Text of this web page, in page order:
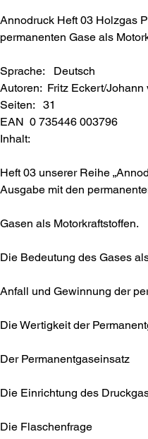
Annodruck Heft 03 Holzgas
permanenten Gase als
Sprache: Deutsch
Autoren: Fritz Eckert/Johann
Seiten: 31
EAN 0 735446 003796
Inhalt:
Heft 03 unserer Reihe
Ausgabe mit den
Gasen als Motorkraftstoffen.
Die Bedeutung des Gases
Anfall und Gewinnung der
Die Wertigkeit der
Der Permanentgaseinsatz
Die Einrichtung des
Die Flaschenfrage